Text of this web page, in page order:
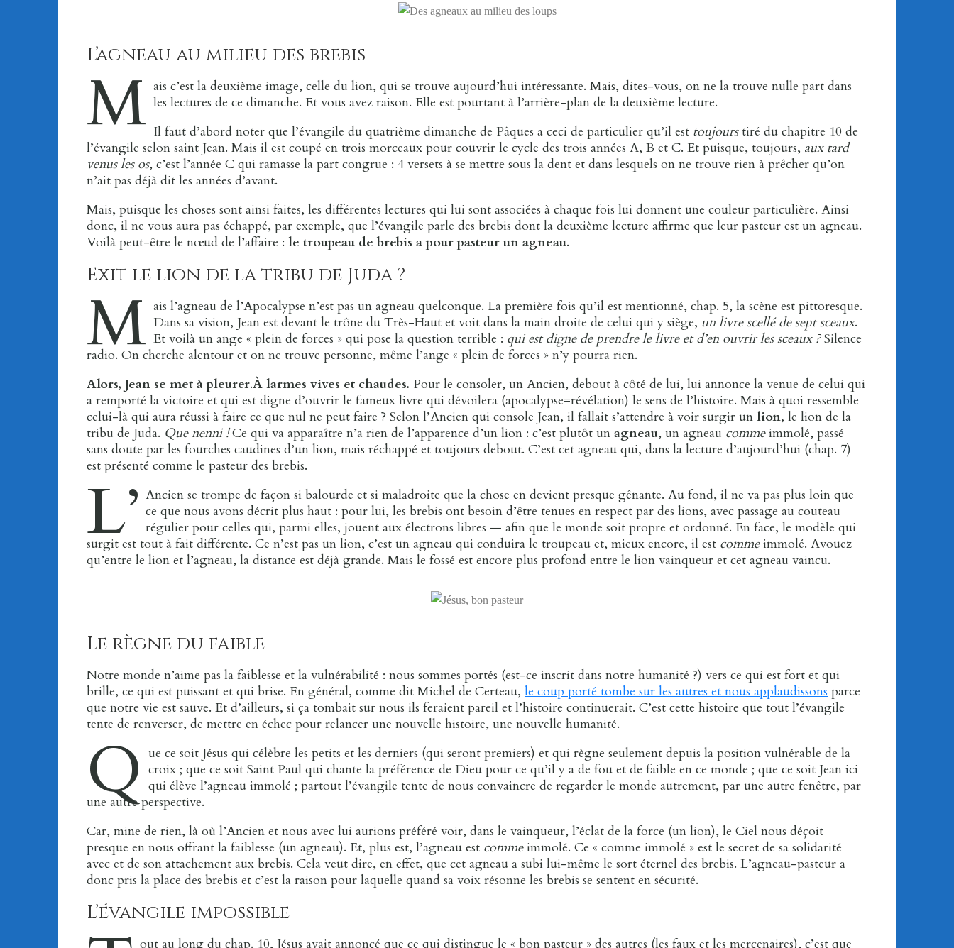
L’agneau au milieu des brebis
M ais c’est la deuxième image, celle du lion, qui se trouve aujourd’hui intéressante. Mais, dites-vous, on ne la trouve nulle part dans
les lectures de ce dimanche. Et vous avez raison. Elle est pourtant à l’arrière-plan de la deuxième lecture.
Il faut d’abord noter que l’évangile du quatrième dimanche de Pâques a ceci de particulier qu’il est toujourstiré du chapitre 10 de
l’évangile selon saint Jean. Mais il est coupé en trois morceaux pour couvrir le cycle des trois années A, B et C. Et puisque, toujours, aux tard
venus les os, c’est l’année C qui ramasse la part congrue : 4 versets à se mettre sous la dent et dans lesquels on ne trouve rien à prêcher qu’on
n’ait pas déjà dit les années d’avant.
Mais, puisque les choses sont ainsi faites, les différentes lectures qui lui sont associées à chaque fois lui donnent une couleur particulière. Ainsi
donc, il ne vous aura pas échappé, par exemple, que l’évangile parle des brebis dont la deuxième lecture affirme que leur pasteur est un agneau.
Voilà peut-être le nœud de l’affaire : le troupeau de brebis a pour pasteur un agneau.
Exit le lion de la tribu de Juda ?
M ais l’agneau de l’Apocalypse n’est pas un agneau quelconque. La première fois qu’il est mentionné, chap. 5, la scène est pittoresque.
Dans sa vision, Jean est devant le trône du Très-Haut et voit dans la main droite de celui qui y siège, un livre scellé de sept sceaux.
Et voilà un ange « plein de forces » qui pose la question terrible : qui est digne de prendre le livre et d’en ouvrir les sceaux ?Silence
radio. On cherche alentour et on ne trouve personne, même l’ange « plein de forces » n’y pourra rien.
Alors, Jean se met à pleurer.À larmes vives et chaudes. Pour le consoler, un Ancien, debout à côté de lui, lui annonce la venue de celui qui
a remporté la victoire et qui est digne d’ouvrir le fameux livre qui dévoilera (apocalypse=révélation) le sens de l’histoire. Mais à quoi ressemble
celui-là qui aura réussi à faire ce que nul ne peut faire ? Selon l’Ancien qui console Jean, il fallait s’attendre à voir surgir un lion, le lion de la
tribu de Juda. Que nenni !Ce qui va apparaître n’a rien de l’apparence d’un lion : c’est plutôt un agneau, un agneau commeimmolé, passé
sans doute par les fourches caudines d’un lion, mais réchappé et toujours debout. C’est cet agneau qui, dans la lecture d’aujourd’hui (chap. 7)
est présenté comme le pasteur des brebis.
L’ Ancien se trompe de façon si balourde et si maladroite que la chose en devient presque gênante. Au fond, il ne va pas plus loin que
ce que nous avons décrit plus haut : pour lui, les brebis ont besoin d’être tenues en respect par des lions, avec passage au couteau
régulier pour celles qui, parmi elles, jouent aux électrons libres — afin que le monde soit propre et ordonné. En face, le modèle qui
surgit est tout à fait différente. Ce n’est pas un lion, c’est un agneau qui conduira le troupeau et, mieux encore, il est commeimmolé. Avouez
qu’entre le lion et l’agneau, la distance est déjà grande. Mais le fossé est encore plus profond entre le lion vainqueur et cet agneau vaincu.
Le règne du faible
Notre monde n’aime pas la faiblesse et la vulnérabilité : nous sommes portés (est-ce inscrit dans notre humanité ?) vers ce qui est fort et qui
brille, ce qui est puissant et qui brise. En général, comme dit Michel de Certeau, le coup porté tombe sur les autres et nous applaudissons parce
que notre vie est sauve. Et d’ailleurs, si ça tombait sur nous ils feraient pareil et l’histoire continuerait. C’est cette histoire que tout l’évangile
tente de renverser, de mettre en échec pour relancer une nouvelle histoire, une nouvelle humanité.
Q ue ce soit Jésus qui célèbre les petits et les derniers (qui seront premiers) et qui règne seulement depuis la position vulnérable de la
croix ; que ce soit Saint Paul qui chante la préférence de Dieu pour ce qu’il y a de fou et de faible en ce monde ; que ce soit Jean ici
qui élève l’agneau immolé ; partout l’évangile tente de nous convaincre de regarder le monde autrement, par une autre fenêtre, par
une autre perspective.
Car, mine de rien, là où l’Ancien et nous avec lui aurions préféré voir, dans le vainqueur, l’éclat de la force (un lion), le Ciel nous déçoit
presque en nous offrant la faiblesse (un agneau). Et, plus est, l’agneau est comme immolé. Ce « comme immolé » est le secret de sa solidarité
avec et de son attachement aux brebis. Cela veut dire, en effet, que cet agneau a subi lui-même le sort éternel des brebis. L’agneau-pasteur a
donc pris la place des brebis et c’est la raison pour laquelle quand sa voix résonne les brebis se sentent en sécurité.
L’évangile impossible
out au long du chap. 10, Jésus avait annoncé que ce qui distingue le « bon pasteur » des autres (les faux et les mercenaires), c’est que